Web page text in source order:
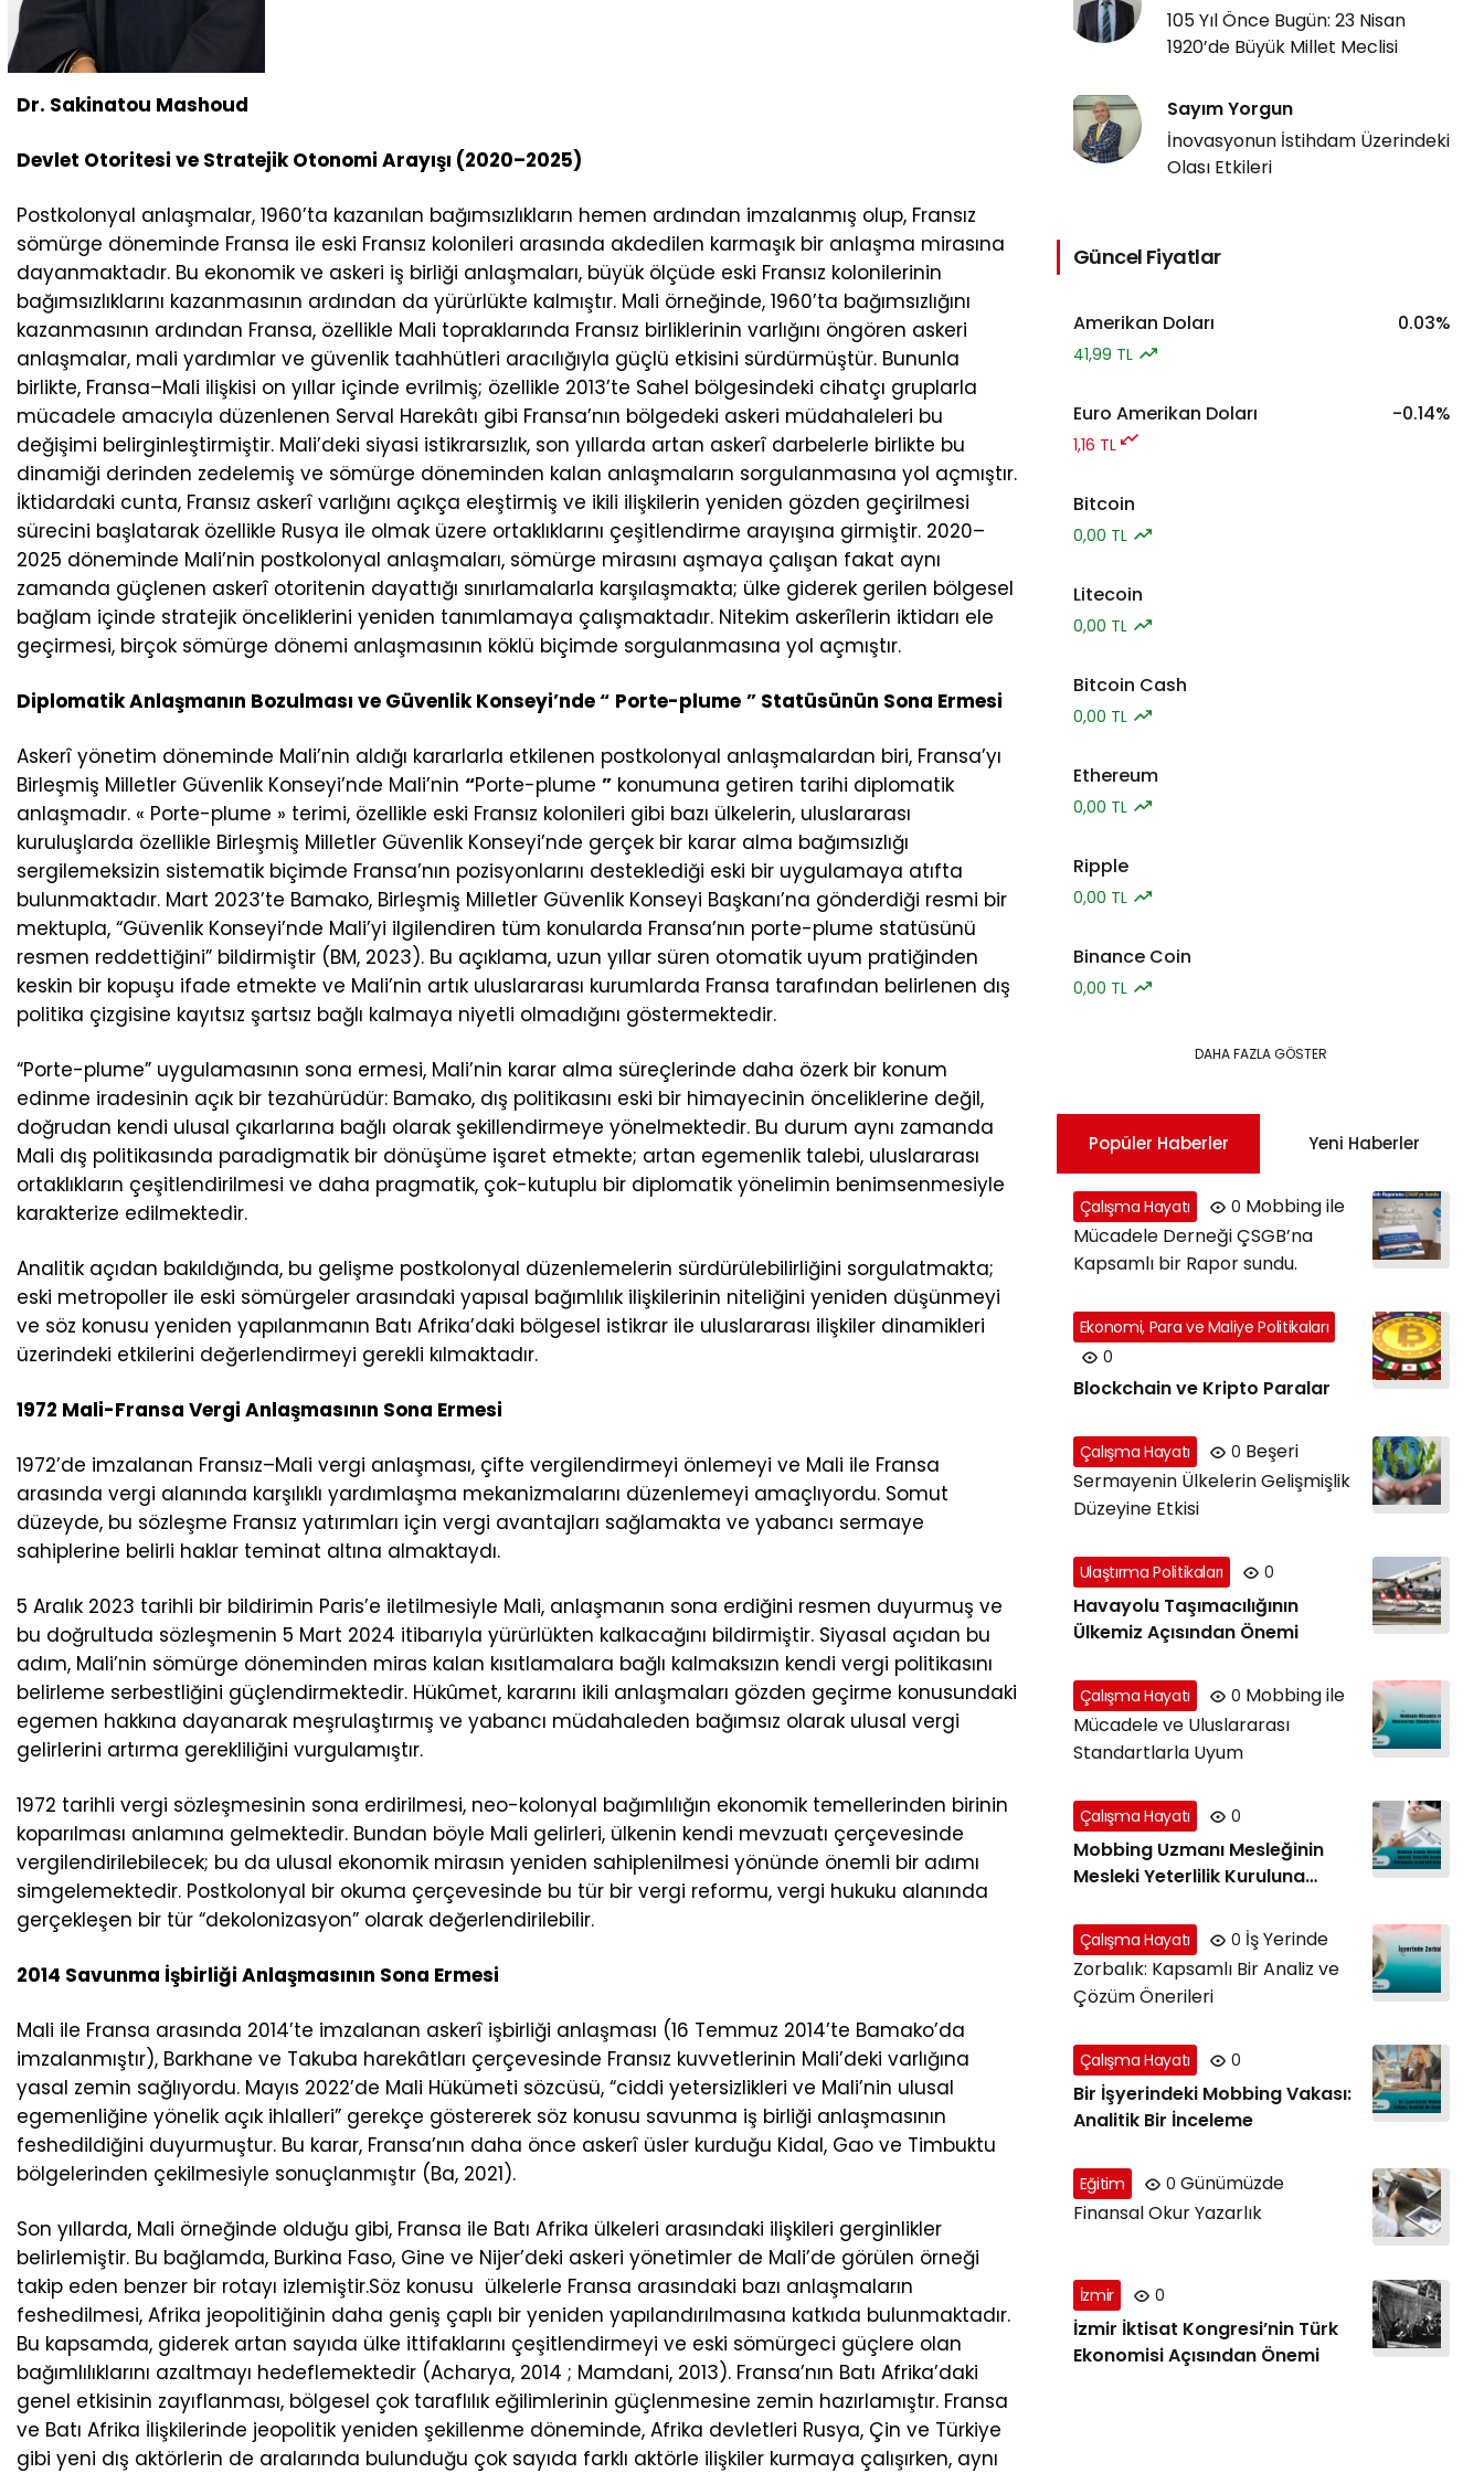
Dr. Sakinatou Mashoud
Devlet Otoritesi ve Stratejik Otonomi Arayışı (2020–2025)
Postkolonyal anlaşmalar, 1960’ta kazanılan bağımsızlıkların hemen ardından imzalanmış olup, Fransız
sömürge döneminde Fransa ile eski Fransız kolonileri arasında akdedilen karmaşık bir anlaşma mirasına
dayanmaktadır. Bu ekonomik ve askeri iş birliği anlaşmaları, büyük ölçüde eski Fransız kolonilerinin
bağımsızlıklarını kazanmasının ardından da yürürlükte kalmıştır. Mali örneğinde, 1960’ta bağımsızlığını
kazanmasının ardından Fransa, özellikle Mali topraklarında Fransız birliklerinin varlığını öngören askeri
anlaşmalar, mali yardımlar ve güvenlik taahhütleri aracılığıyla güçlü etkisini sürdürmüştür. Bununla
birlikte, Fransa–Mali ilişkisi on yıllar içinde evrilmiş; özellikle 2013’te Sahel bölgesindeki cihatçı gruplarla
mücadele amacıyla düzenlenen Serval Harekâtı gibi Fransa’nın bölgedeki askeri müdahaleleri bu
değişimi belirginleştirmiştir. Mali’deki siyasi istikrarsızlık, son yıllarda artan askerî darbelerle birlikte bu
dinamiği derinden zedelemiş ve sömürge döneminden kalan anlaşmaların sorgulanmasına yol açmıştır.
İktidardaki cunta, Fransız askerî varlığını açıkça eleştirmiş ve ikili ilişkilerin yeniden gözden geçirilmesi
sürecini başlatarak özellikle Rusya ile olmak üzere ortaklıklarını çeşitlendirme arayışına girmiştir. 2020–
2025 döneminde Mali’nin postkolonyal anlaşmaları, sömürge mirasını aşmaya çalışan fakat aynı
zamanda güçlenen askerî otoritenin dayattığı sınırlamalarla karşılaşmakta; ülke giderek gerilen bölgesel
bağlam içinde stratejik önceliklerini yeniden tanımlamaya çalışmaktadır. Nitekim askerîlerin iktidarı ele
geçirmesi, birçok sömürge dönemi anlaşmasının köklü biçimde sorgulanmasına yol açmıştır.
Diplomatik Anlaşmanın Bozulması ve Güvenlik Konseyi’nde “ Porte-plume ” Statüsünün Sona Ermesi
Askerî yönetim döneminde Mali’nin aldığı kararlarla etkilenen postkolonyal anlaşmalardan biri, Fransa’yı
Birleşmiş Milletler Güvenlik Konseyi’nde Mali’nin“Porte-plume ” konumuna getiren tarihi diplomatik
anlaşmadır. « Porte-plume » terimi, özellikle eski Fransız kolonileri gibi bazı ülkelerin, uluslararası
kuruluşlarda özellikle Birleşmiş Milletler Güvenlik Konseyi’nde gerçek bir karar alma bağımsızlığı
sergilemeksizin sistematik biçimde Fransa’nın pozisyonlarını desteklediği eski bir uygulamaya atıfta
bulunmaktadır. Mart 2023’te Bamako, Birleşmiş Milletler Güvenlik Konseyi Başkanı’na gönderdiği resmi bir
mektupla, “Güvenlik Konseyi’nde Mali’yi ilgilendiren tüm konularda Fransa’nın porte-plume statüsünü
resmen reddettiğini” bildirmiştir (BM, 2023). Bu açıklama, uzun yıllar süren otomatik uyum pratiğinden
keskin bir kopuşu ifade etmekte ve Mali’nin artık uluslararası kurumlarda Fransa tarafından belirlenen dış
politika çizgisine kayıtsız şartsız bağlı kalmaya niyetli olmadığını göstermektedir.
“Porte-plume” uygulamasının sona ermesi, Mali’nin karar alma süreçlerinde daha özerk bir konum
edinme iradesinin açık bir tezahürüdür: Bamako, dış politikasını eski bir himayecinin önceliklerine değil,
doğrudan kendi ulusal çıkarlarına bağlı olarak şekillendirmeye yönelmektedir. Bu durum aynı zamanda
Mali dış politikasında paradigmatik bir dönüşüme işaret etmekte; artan egemenlik talebi, uluslararası
ortaklıkların çeşitlendirilmesi ve daha pragmatik, çok-kutuplu bir diplomatik yönelimin benimsenmesiyle
karakterize edilmektedir.
Analitik açıdan bakıldığında, bu gelişme postkolonyal düzenlemelerin sürdürülebilirliğini sorgulatmakta;
eski metropoller ile eski sömürgeler arasındaki yapısal bağımlılık ilişkilerinin niteliğini yeniden düşünmeyi
ve söz konusu yeniden yapılanmanın Batı Afrika’daki bölgesel istikrar ile uluslararası ilişkiler dinamikleri
üzerindeki etkilerini değerlendirmeyi gerekli kılmaktadır.
1972 Mali-Fransa Vergi Anlaşmasının Sona Ermesi
1972’de imzalanan Fransız–Mali vergi anlaşması, çifte vergilendirmeyi önlemeyi ve Mali ile Fransa
arasında vergi alanında karşılıklı yardımlaşma mekanizmalarını düzenlemeyi amaçlıyordu. Somut
düzeyde, bu sözleşme Fransız yatırımları için vergi avantajları sağlamakta ve yabancı sermaye
sahiplerine belirli haklar teminat altına almaktaydı.
5 Aralık 2023 tarihli bir bildirimin Paris’e iletilmesiyle Mali, anlaşmanın sona erdiğini resmen duyurmuş ve
bu doğrultuda sözleşmenin 5 Mart 2024 itibarıyla yürürlükten kalkacağını bildirmiştir. Siyasal açıdan bu
adım, Mali’nin sömürge döneminden miras kalan kısıtlamalara bağlı kalmaksızın kendi vergi politikasını
belirleme serbestliğini güçlendirmektedir. Hükûmet, kararını ikili anlaşmaları gözden geçirme konusundaki
egemen hakkına dayanarak meşrulaştırmış ve yabancı müdahaleden bağımsız olarak ulusal vergi
gelirlerini artırma gerekliliğini vurgulamıştır.
1972 tarihli vergi sözleşmesinin sona erdirilmesi, neo-kolonyal bağımlılığın ekonomik temellerinden birinin
koparılması anlamına gelmektedir. Bundan böyle Mali gelirleri, ülkenin kendi mevzuatı çerçevesinde
vergilendirilebilecek; bu da ulusal ekonomik mirasın yeniden sahiplenilmesi yönünde önemli bir adımı
simgelemektedir. Postkolonyal bir okuma çerçevesinde bu tür bir vergi reformu, vergi hukuku alanında
gerçekleşen bir tür “dekolonizasyon” olarak değerlendirilebilir.
2014 Savunma İşbirliği Anlaşmasının Sona Ermesi
Mali ile Fransa arasında 2014’te imzalanan askerî işbirliği anlaşması (16 Temmuz 2014’te Bamako’da
imzalanmıştır), Barkhane ve Takuba harekâtları çerçevesinde Fransız kuvvetlerinin Mali’deki varlığına
yasal zemin sağlıyordu. Mayıs 2022’de Mali Hükümeti sözcüsü, “ciddi yetersizlikleri ve Mali’nin ulusal
egemenliğine yönelik açık ihlalleri” gerekçe göstererek söz konusu savunma iş birliği anlaşmasının
feshedildiğini duyurmuştur. Bu karar, Fransa’nın daha önce askerî üsler kurduğu Kidal, Gao ve Timbuktu
bölgelerinden çekilmesiyle sonuçlanmıştır (Ba, 2021).
Son yıllarda, Mali örneğinde olduğu gibi, Fransa ile Batı Afrika ülkeleri arasındaki ilişkileri gerginlikler
belirlemiştir. Bu bağlamda, Burkina Faso, Gine ve Nijer’deki askeri yönetimler de Mali’de görülen örneği
takip eden benzer bir rotayı izlemiştir.Söz konusu ülkelerle Fransa arasındaki bazı anlaşmaların
feshedilmesi, Afrika jeopolitiğinin daha geniş çaplı bir yeniden yapılandırılmasına katkıda bulunmaktadır.
Bu kapsamda, giderek artan sayıda ülke ittifaklarını çeşitlendirmeyi ve eski sömürgeci güçlere olan
bağımlılıklarını azaltmayı hedeflemektedir (Acharya, 2014 ; Mamdani, 2013). Fransa’nın Batı Afrika’daki
genel etkisinin zayıflanması, bölgesel çok taraflılık eğilimlerinin güçlenmesine zemin hazırlamıştır. Fransa
ve Batı Afrika İlişkilerinde jeopolitik yeniden şekillenme döneminde, Afrika devletleri Rusya, Çin ve Türkiye
gibi yeni dış aktörlerin de aralarında bulunduğu çok sayıda farklı aktörle ilişkiler kurmaya çalışırken, aynı
105 Yıl Önce Bugün: 23 Nisan
1920’de Büyük Millet Meclisi
Sayım Yorgun
İnovasyonun İstihdam Üzerindeki
Olası Etkileri
Güncel Fiyatlar
Amerikan Doları 0.03%
41,99 TL
Euro Amerikan Doları -0.14%
1,16 TL
Bitcoin
0,00 TL
Litecoin
0,00 TL
Bitcoin Cash
0,00 TL
Ethereum
0,00 TL
Ripple
0,00 TL
Binance Coin
0,00 TL
DAHA FAZLA GÖSTER
Popüler Haberler Yeni Haberler
Çalışma Hayatı 0 Mobbing ile
Mücadele Derneği ÇSGB’na
Kapsamlı bir Rapor sundu.
Ekonomi, Para ve Maliye Politikaları
0
Blockchain ve Kripto Paralar
Çalışma Hayatı 0 Beşeri
Sermayenin Ülkelerin Gelişmişlik
Düzeyine Etkisi
Ulaştırma Politikaları 0
Havayolu Taşımacılığının
Ülkemiz Açısından Önemi
Çalışma Hayatı 0 Mobbing ile
Mücadele ve Uluslararası
Standartlarla Uyum
Çalışma Hayatı 0
Mobbing Uzmanı Mesleğinin
Mesleki Yeterlilik Kuruluna
Çalışma Hayatı 0 İş Yerinde
Zorbalık: Kapsamlı Bir Analiz ve
Çözüm Önerileri
Çalışma Hayatı 0
Bir İşyerindeki Mobbing Vakası:
Analitik Bir İnceleme
Eğitim 0 Günümüzde
Finansal Okur Yazarlık
İzmir 0
İzmir İktisat Kongresi’nin Türk
Ekonomisi Açısından Önemi